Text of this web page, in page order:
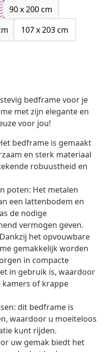
90 x 200 cm
107 x 203 cm
bedframe voor je
met zijn elegante en
voor jou!
bedframe is gemaakt
en sterk materiaal
robuustheid en
poten: Het metalen
een lattenbodem en
de nodige
vermogen geven.
het opvouwbare
gemakkelijk worden
in compacte
in gebruik is, waardoor
kamers of krappe
dit bedframe is
waardoor u moeiteloos
kunt rijden.
uw gemak biedt het